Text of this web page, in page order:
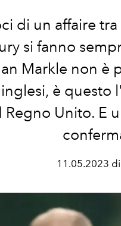
di un affaire
si fanno
Markle non è
è questo
Regno Unito. E
11.05.2023